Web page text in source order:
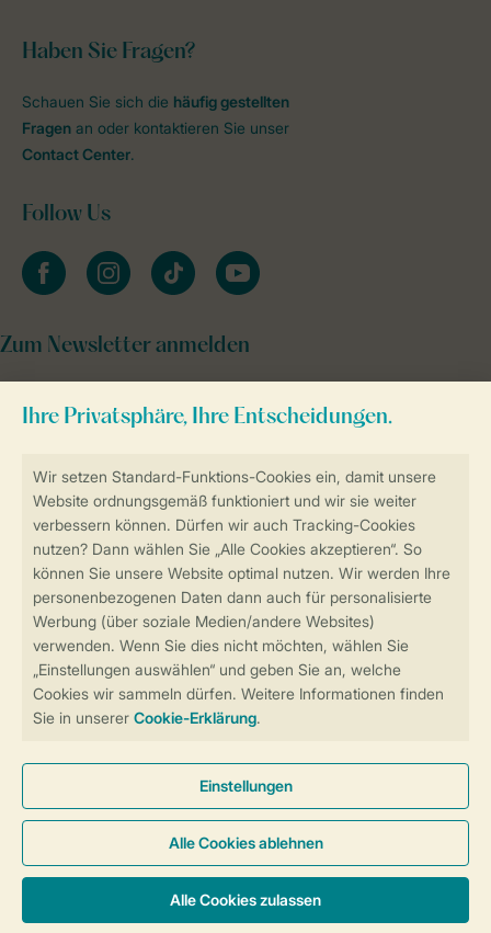
Sicherstellung Deiner Privatsphäre
Sicher und schnell zur Online-Buchung
Sichere Datenübertragung
Sicheres Bezahlen
Haben Sie Fragen?
Schauen Sie sich die häufig gestellten
Fragen an oder kontaktieren Sie unser
Contact Center.
Follow Us
facebookinstagramtiktok youtube
Zum Newsletter anmelden
Cookies und Banner
Barrierefreiheit
© 2026 Landal GreenParks GmbH